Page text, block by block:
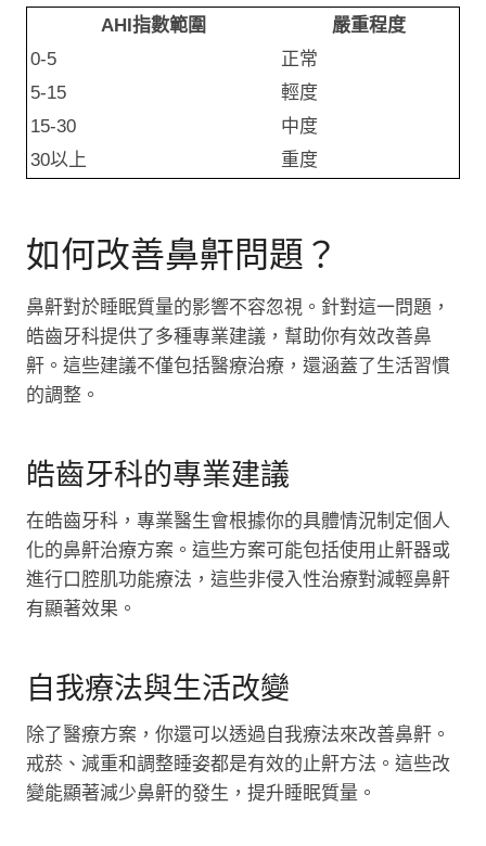
AHI指數範圍
嚴重程度
0-5
正常
5-15
輕度
15-30
中度
30以上
重度
如何改善鼻鼾問題？
鼻鼾對於睡眠質量的影響不容忽視。針對這一問題，
皓齒牙科提供了多種專業建議，幫助你有效改善鼻
鼾。這些建議不僅包括醫療治療，還涵蓋了生活習慣
的調整。
皓齒牙科的專業建議
在皓齒牙科，專業醫生會根據你的具體情況制定個人
化的鼻鼾治療方案。這些方案可能包括使用止鼾器或
進行口腔肌功能療法，這些非侵入性治療對減輕鼻鼾
有顯著效果。
自我療法與生活改變
除了醫療方案，你還可以透過自我療法來改善鼻鼾。
戒菸、減重和調整睡姿都是有效的止鼾方法。這些改
變能顯著減少鼻鼾的發生，提升睡眠質量。